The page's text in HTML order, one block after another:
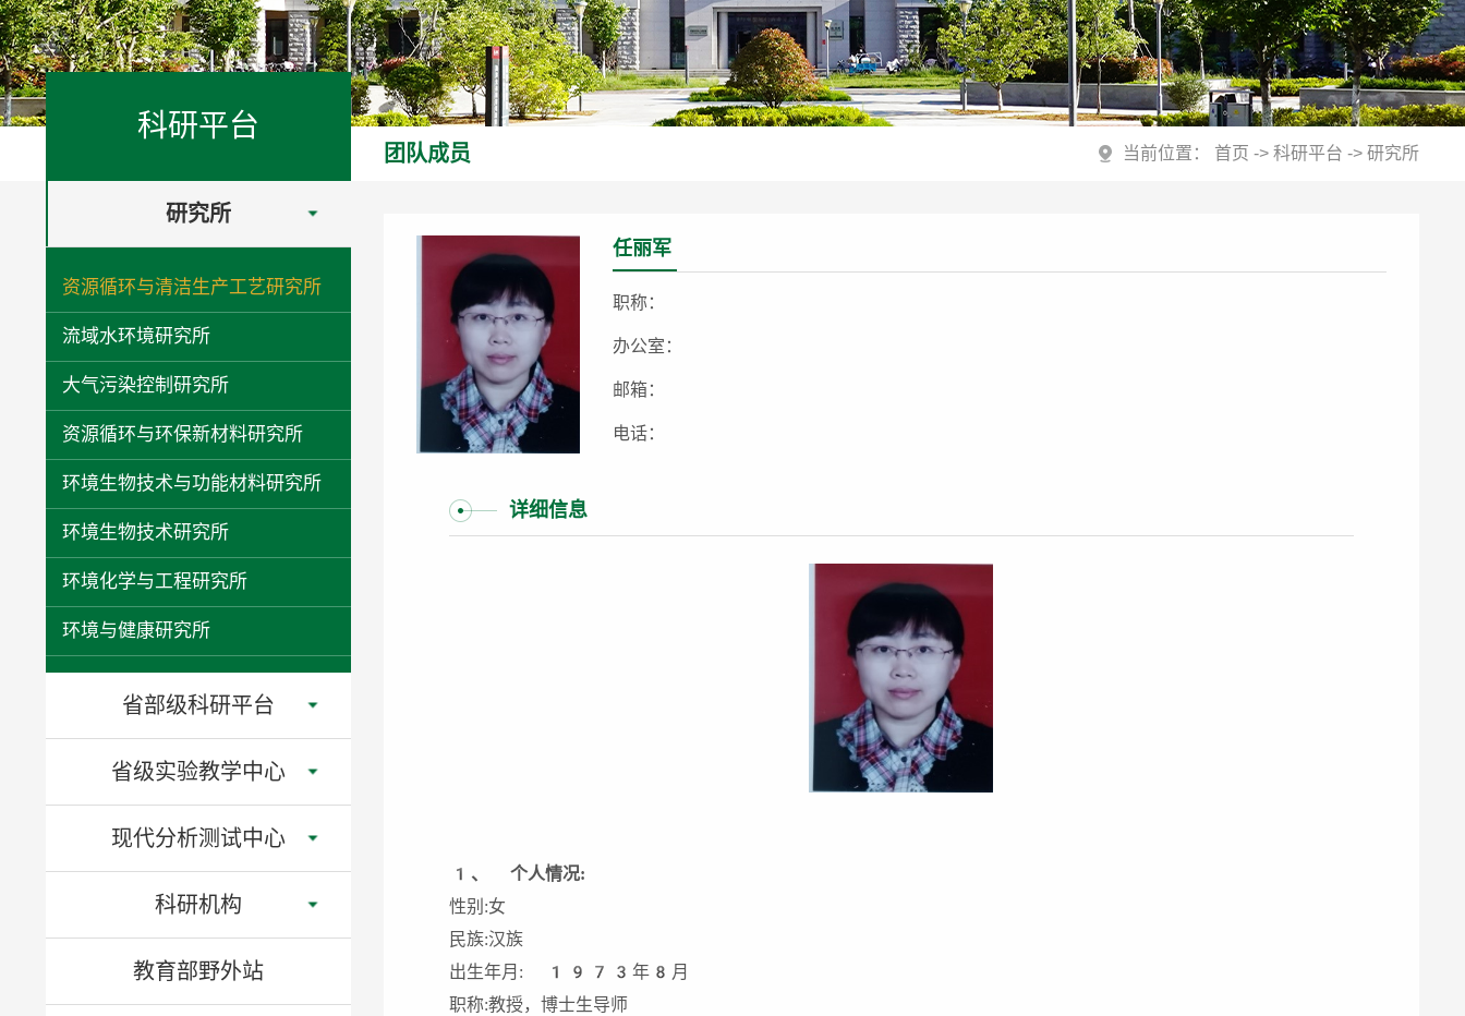
科研平台
研究所
资源循环与清洁生产工艺研究所
流域水环境研究所
大气污染控制研究所
资源循环与环保新材料研究所
环境生物技术与功能材料研究所
环境生物技术研究所
环境化学与工程研究所
环境与健康研究所
省部级科研平台
省级实验教学中心
现代分析测试中心
科研机构
教育部野外站
团队成员 当前位置： 首页 ->科研平台 ->研究所
任丽军
职称：
办公室：
邮箱：
电话：
详细信息
1 、 个人情况:
性别:女
民族:汉族
出生年月: 1973年8月
职称:教授，博士生导师